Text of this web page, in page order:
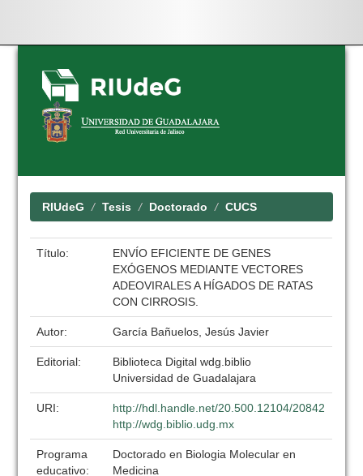
Skip
navigation
RIUdeG Tesis Doctorado CUCS
Título:
ENVÍO EFICIENTE DE GENES
EXÓGENOS MEDIANTE VECTORES
ADEOVIRALES A HÍGADOS DE RATAS
CON CIRROSIS.
Autor: García Bañuelos, Jesús Javier
Editorial:
Biblioteca Digital wdg.biblio
Universidad de Guadalajara
URI:
http://hdl.handle.net/20.500.12104/20842
http://wdg.biblio.udg.mx
Programa
educativo:
Doctorado en Biologia Molecular en
Medicina